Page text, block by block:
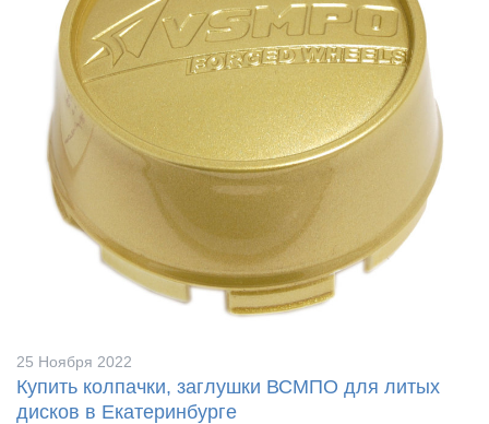
25 Ноября 2022
Купить колпачки, заглушки ВСМПО для литых
дисков в Екатеринбурге